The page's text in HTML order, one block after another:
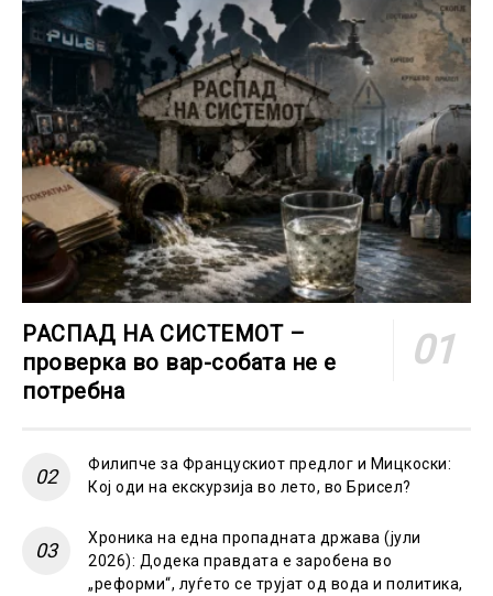
РАСПАД НА СИСТЕМОТ –
проверка во вар-собата не е
потребна
Филипче за Францускиот предлог и Мицкоски:
Кој оди на екскурзија во лето, во Брисел?
Хроника на една пропадната држава (јули
2026): Додека правдата е заробена во
„реформи“, луѓето се трујат од вода и политика,